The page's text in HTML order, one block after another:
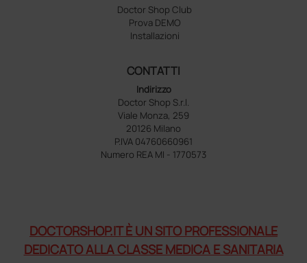
Doctor Shop Club
Prova DEMO
Installazioni
CONTATTI
Indirizzo
Doctor Shop S.r.l.
Viale Monza, 259
20126 Milano
P.IVA 04760660961
Numero REA MI - 1770573
DOCTORSHOP.IT È UN SITO PROFESSIONALE
DEDICATO ALLA CLASSE MEDICA E SANITARIA